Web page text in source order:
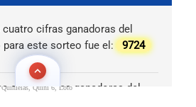
Quinielas, Quini 6, Loto